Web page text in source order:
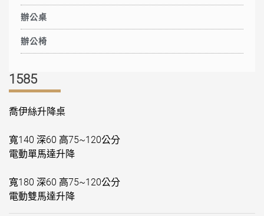
辦公桌
辦公椅
1585
喬伊絲升降桌
寬140 深60 高75~120公分
電動單馬達升降
寬180 深60 高75~120公分
電動雙馬達升降